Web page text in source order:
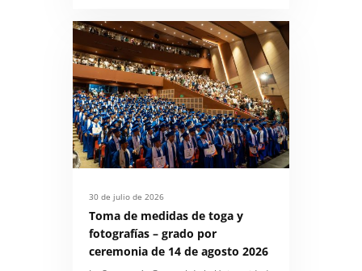
30 de julio de 2026
Toma de medidas de toga y
fotografías – grado por
ceremonia de 14 de agosto 2026